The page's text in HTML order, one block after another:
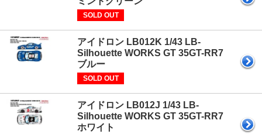
SOLD OUT
アイドロン LB012K 1/43 LB-
Silhouette WORKS GT 35GT-RR7
ブルー
SOLD OUT
アイドロン LB012J 1/43 LB-
Silhouette WORKS GT 35GT-RR7
ホワイト